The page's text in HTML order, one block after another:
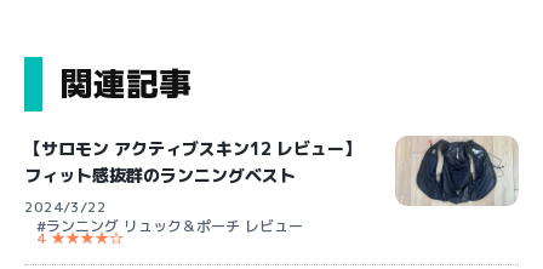
関連記事
【サロモン アクティブスキン12 レビュー】
フィット感抜群のランニングベスト
2024/3/22
#ランニング リュック＆ポーチ レビュー
4 ★★★★☆